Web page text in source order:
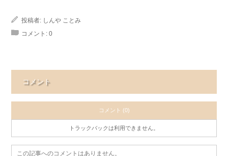
投稿者: しんや ことみ
コメント: 0
コメント
コメント (0)
トラックバックは利用できません。
この記事へのコメントはありません。